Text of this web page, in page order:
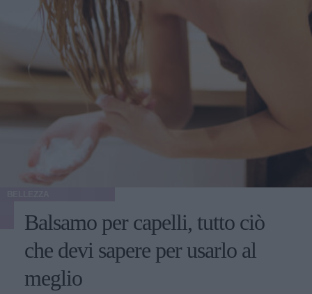
Balsamo per capelli, tutto ciò
che devi sapere per usarlo al
meglio